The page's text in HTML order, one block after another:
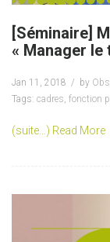
[Séminaire]
« Manager le
Jan 11, 2018 by
Tags: cadres, fonction
(suite…) Read More